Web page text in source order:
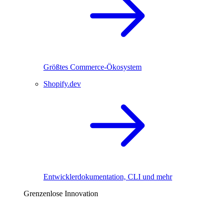
Größtes Commerce-Ökosystem
Shopify.dev
Entwicklerdokumentation, CLI und mehr
Grenzenlose Innovation